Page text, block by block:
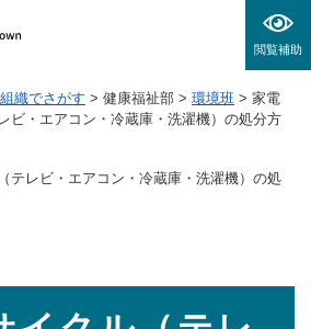
閲覧補助
組織でさがす > 健康福祉部 > 環境班 > 家電
ビ・エアコン・冷蔵庫・洗濯機）の処分方
テレビ・エアコン・冷蔵庫・洗濯機）の処